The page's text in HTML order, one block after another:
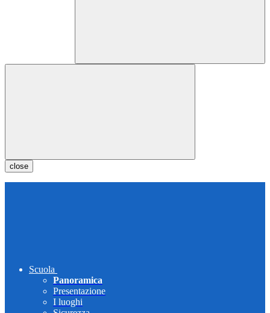
close
Scuola
Panoramica
Presentazione
I luoghi